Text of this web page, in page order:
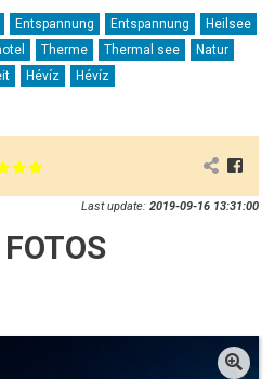
Entspannung Entspannung
Heilsee
Therme Thermal see
Natur
Hévíz Hévíz
Last update: 2019-09-16 13:31:00